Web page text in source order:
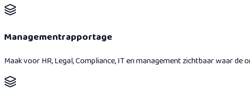
Managementrapportage
Maak voor HR, Legal, Compliance, IT en management zichtbaar waar de